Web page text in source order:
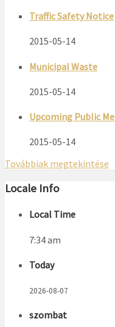
Traffic Safety Notice
2015-05-14
Municipal Waste
2015-05-14
Upcoming Public
2015-05-14
Továbbiak megtekintése
Locale Info
Local Time
7:34 am
Today
2026-08-07
szombat